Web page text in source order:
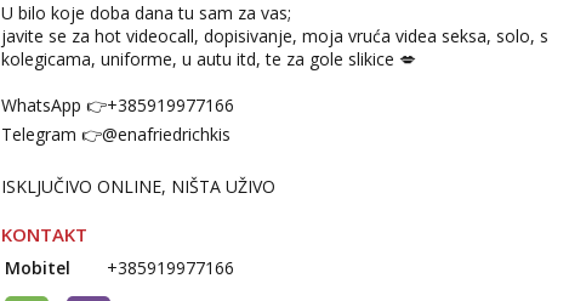
U bilo koje doba dana tu sam za vas;
javite se za hot videocall, dopisivanje, moja vruća videa seksa, solo, s
kolegicama, uniforme, u autu itd, te za gole slikice 💋
WhatsApp 👉+385919977166
Telegram 👉@enafriedrichkis
ISKLJUČIVO ONLINE, NIŠTA UŽIVO
KONTAKT
Mobitel +385919977166